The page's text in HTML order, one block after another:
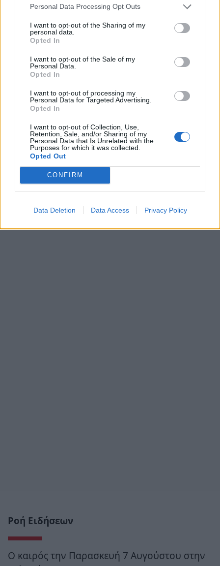
Personal Data Processing Opt Outs
I want to opt-out of the Sharing of my
personal data.
Opted In
I want to opt-out of the Sale of my
Personal Data.
Opted In
I want to opt-out of processing my
Personal Data for Targeted Advertising.
Opted In
I want to opt-out of Collection, Use,
Retention, Sale, and/or Sharing of my
Personal Data that Is Unrelated with the
Purposes for which it was collected.
Opted Out
CONFIRM
Data Deletion Data Access Privacy Policy
Θα προηγηθεί επιμνημόσυνη δέηση και τρισάγιο
στην τρύπα τού Ταράτσα στις 14.00.
Διοργανωτές:
- Επιτροπή Μνήμης & Τιμής Θυμάτων Τρύπας
του Ταράτσα
- Πατριωτικός Σύνδεσμος Λακωνίας
Είσοδος ελεύθερη
Ροή Ειδήσεων
Ο καιρός την Παρασκευή 7 Αυγούστου στην